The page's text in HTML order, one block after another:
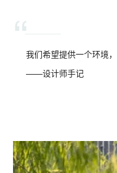
“我们希望提供一个环境，
——设计师手记